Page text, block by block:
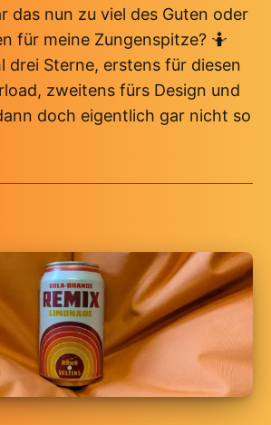
das nun zu viel des Guten oder
für meine Zungenspitze? 🤷
drei Sterne, erstens für diesen
zweitens fürs Design und
doch eigentlich gar nicht so